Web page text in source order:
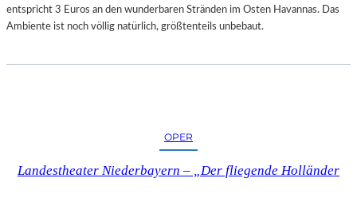
entspricht 3 Euros an den wunderbaren Stränden im Osten Havannas. Das
Ambiente ist noch völlig natürlich, größtenteils unbebaut.
OPER
Landestheater Niederbayern – „Der fliegende Holländer